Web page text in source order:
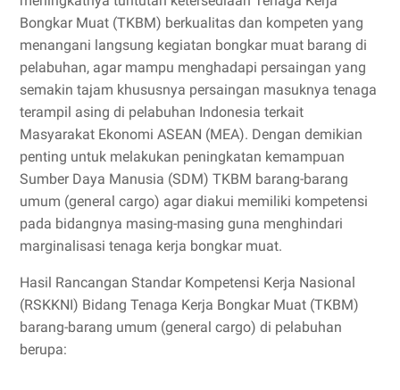
Bongkar Muat (TKBM) berkualitas dan kompeten yang
menangani langsung kegiatan bongkar muat barang di
pelabuhan, agar mampu menghadapi persaingan yang
semakin tajam khususnya persaingan masuknya tenaga
terampil asing di pelabuhan Indonesia terkait
Masyarakat Ekonomi ASEAN (MEA). Dengan demikian
penting untuk melakukan peningkatan kemampuan
Sumber Daya Manusia (SDM) TKBM barang-barang
umum (general cargo) agar diakui memiliki kompetensi
pada bidangnya masing-masing guna menghindari
marginalisasi tenaga kerja bongkar muat.
Hasil Rancangan Standar Kompetensi Kerja Nasional
(RSKKNI) Bidang Tenaga Kerja Bongkar Muat (TKBM)
barang-barang umum (general cargo) di pelabuhan
berupa: